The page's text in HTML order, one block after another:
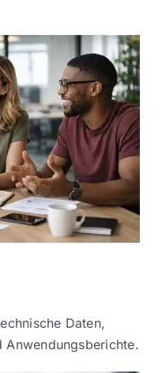
Daten,
Anwendungsberichte.